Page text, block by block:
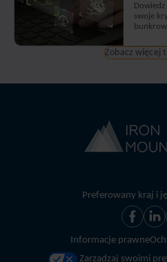
swoje
Zobacz więcej
Preferowany kraj i
Informacje prawne
Zarządzaj swoimi